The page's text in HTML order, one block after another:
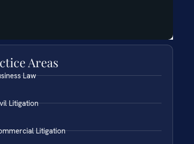
Areas
Law
Litigation
Litigation